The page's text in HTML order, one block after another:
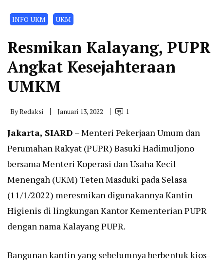
INFO UKM UKM
Resmikan Kalayang, PUPR
Angkat Kesejahteraan
UMKM
ByRedaksi Januari 13, 2022 1
Jakarta, SIARD – Menteri Pekerjaan Umum dan
Perumahan Rakyat (PUPR) Basuki Hadimuljono
bersama Menteri Koperasi dan Usaha Kecil
Menengah (UKM) Teten Masduki pada Selasa
(11/1/2022) meresmikan digunakannya Kantin
Higienis di lingkungan Kantor Kementerian PUPR
dengan nama Kalayang PUPR.
Bangunan kantin yang sebelumnya berbentuk kios-